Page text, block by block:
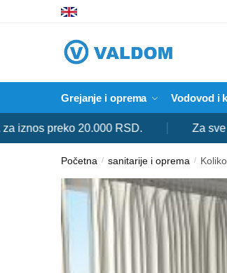
Grejanje i oprema Vodovod i
preko 20.000 RSD. Za sve
Početna / sanitarije i oprema /